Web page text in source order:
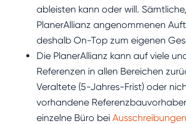
ableisten kann oder will.
PlanerAllianz angenommenen
deshalb On-Top zum eigenen
Die PlanerAllianz kann auf viele
Referenzen in allen Bereichen
Veraltete (5-Jahres-Frist) oder
vorhandene
einzelne Büro bei Ausschreibungen